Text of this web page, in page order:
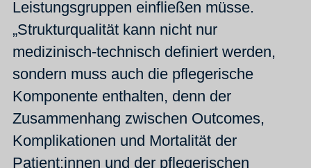
Leistungsgruppen einfließen müsse.
„Strukturqualität kann nicht nur
medizinisch-technisch definiert werden,
sondern muss auch die pflegerische
Komponente enthalten, denn der
Zusammenhang zwischen Outcomes,
Komplikationen und Mortalität der
Patient:innen und der pflegerischen